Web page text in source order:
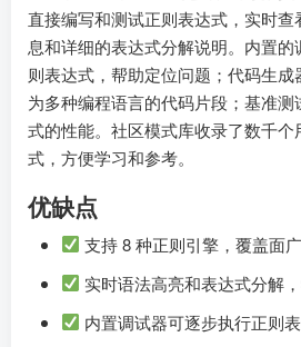
直接编写和测试正则表达式，实时
息和详细的表达式分解说明。内置
则表达式，帮助定位问题；代码生
为多种编程语言的代码片段；基准
式的性能。社区模式库收录了数千个
式，方便学习和参考。
优缺点
支持 8 种正则引擎，覆盖面广
实时语法高亮和表达式分解
内置调试器可逐步执行正则